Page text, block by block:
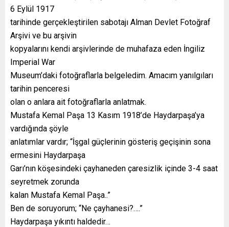
6 Eylül 1917
tarihinde gerçekleştirilen sabotajı Alman Devlet Fotoğraf
Arşivi ve bu arşivin
kopyalarını kendi arşivlerinde de muhafaza eden İngiliz
Imperial War
Museum’daki fotoğraflarla belgeledim. Amacım yanılgıları
tarihin penceresi
olan o anlara ait fotoğraflarla anlatmak.
Mustafa Kemal Paşa 13 Kasım 1918’de Haydarpaşa’ya
vardığında şöyle
anlatımlar vardır; “İşgal güçlerinin gösteriş geçişinin sona
ermesini Haydarpaşa
Garı’nın köşesindeki çayhaneden çaresizlik içinde 3-4 saat
seyretmek zorunda
kalan Mustafa Kemal Paşa..”
Ben de soruyorum; “Ne çayhanesi?….”
Haydarpaşa yıkıntı haldedir…